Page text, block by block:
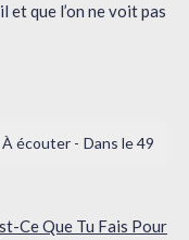
que l’on ne voit pas
À écouter Dans le 49
Ce Que Tu Fais Pour